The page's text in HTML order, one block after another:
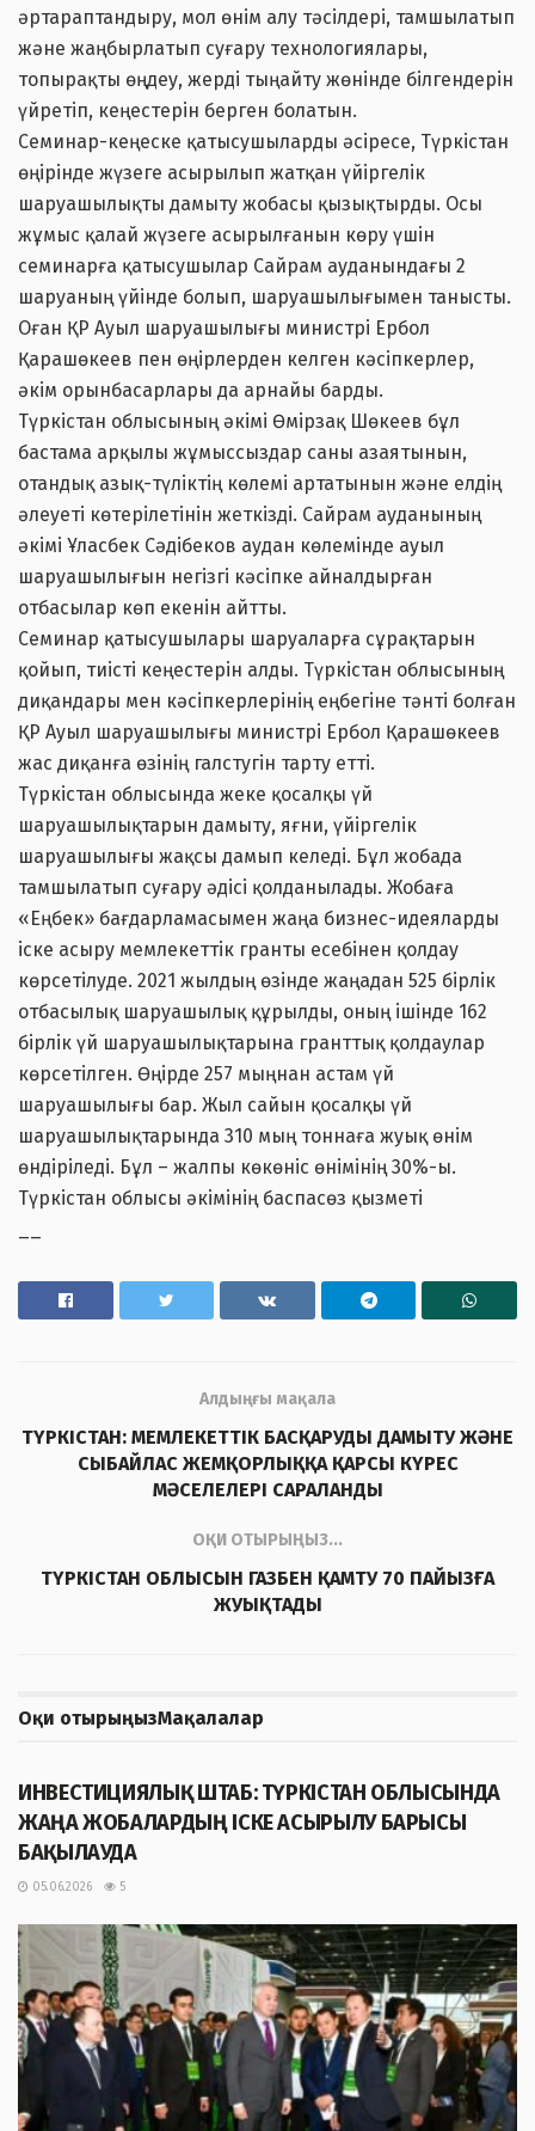
әртараптандыру, мол өнім алу тәсілдері, тамшылатып
және жаңбырлатып суғару технологиялары,
топырақты өңдеу, жерді тыңайту жөнінде білгендерін
үйретіп, кеңестерін берген болатын.
Семинар-кеңеске қатысушыларды әсіресе, Түркістан
өңірінде жүзеге асырылып жатқан үйіргелік
шаруашылықты дамыту жобасы қызықтырды. Осы
жұмыс қалай жүзеге асырылғанын көру үшін
семинарға қатысушылар Сайрам ауданындағы 2
шаруаның үйінде болып, шаруашылығымен танысты.
Оған ҚР Ауыл шаруашылығы министрі Ербол
Қарашөкеев пен өңірлерден келген кәсіпкерлер,
әкім орынбасарлары да арнайы барды.
Түркістан облысының әкімі Өмірзақ Шөкеев бұл
бастама арқылы жұмыссыздар саны азаятынын,
отандық азық-түліктің көлемі артатынын және елдің
әлеуеті көтерілетінін жеткізді. Сайрам ауданының
әкімі Ұласбек Сәдібеков аудан көлемінде ауыл
шаруашылығын негізгі кәсіпке айналдырған
отбасылар көп екенін айтты.
Семинар қатысушылары шаруаларға сұрақтарын
қойып, тиісті кеңестерін алды. Түркістан облысының
диқандары мен кәсіпкерлерінің еңбегіне тәнті болған
ҚР Ауыл шаруашылығы министрі Ербол Қарашөкеев
жас диқанға өзінің галстугін тарту етті.
Түркістан облысында жеке қосалқы үй
шаруашылықтарын дамыту, яғни, үйіргелік
шаруашылығы жақсы дамып келеді. Бұл жобада
тамшылатып суғару әдісі қолданылады. Жобаға
«Еңбек» бағдарламасымен жаңа бизнес-идеяларды
іске асыру мемлекеттік гранты есебінен қолдау
көрсетілуде. 2021 жылдың өзінде жаңадан 525 бірлік
отбасылық шаруашылық құрылды, оның ішінде 162
бірлік үй шаруашылықтарына гранттық қолдаулар
көрсетілген. Өңірде 257 мыңнан астам үй
шаруашылығы бар. Жыл сайын қосалқы үй
шаруашылықтарында 310 мың тоннаға жуық өнім
өндіріледі. Бұл – жалпы көкөніс өнімінің 30%-ы.
Түркістан облысы әкімінің баспасөз қызметі
Алдыңғы мақала
ТҮРКІСТАН: МЕМЛЕКЕТТІК БАСҚАРУДЫ ДАМЫТУ ЖӘНЕ
СЫБАЙЛАС ЖЕМҚОРЛЫҚҚА ҚАРСЫ КҮРЕС
МӘСЕЛЕЛЕРІ САРАЛАНДЫ
ОҚИ ОТЫРЫҢЫЗ...
ТҮРКІСТАН ОБЛЫСЫН ГАЗБЕН ҚАМТУ 70 ПАЙЫЗҒА
ЖУЫҚТАДЫ
Оқи отырыңызМақалалар
ИНВЕСТИЦИЯЛЫҚ ШТАБ: ТҮРКІСТАН ОБЛЫСЫНДА
ЖАҢА ЖОБАЛАРДЫҢ ІСКЕ АСЫРЫЛУ БАРЫСЫ
БАҚЫЛАУДА
05.06.2026 5